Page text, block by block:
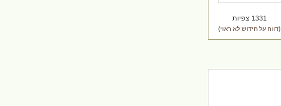
1331 צפיות
(דווח על חידוש לא ראוי)